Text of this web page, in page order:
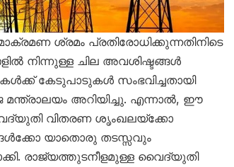
ശ്രമം പ്രതിരോധിക്കുന്നതിനിടെ
നിന്നുള്ള ചില അവശിഷ്ടങ്ങൾ
കേടുപാടുകൾ സംഭവിച്ചതായി
അറിയിച്ചു. എന്നാൽ, ഈ
വിതരണ ശൃംഖലയ്ക്കോ
യാതൊരു തടസ്സവും
രാജ്യത്തുടനീളമുള്ള വൈദ്യുതി